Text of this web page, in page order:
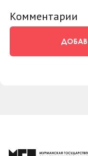
Комментарии